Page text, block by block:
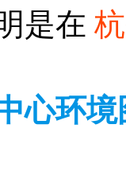
是在
心环境